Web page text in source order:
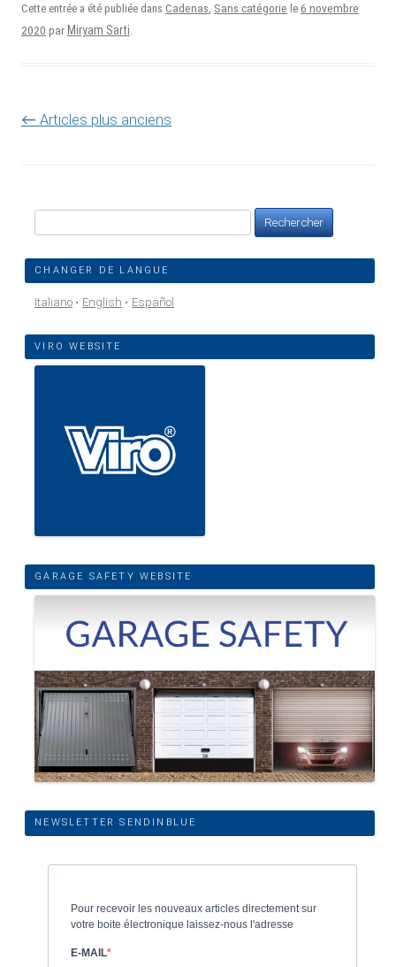
Cette entrée a été publiée dans Cadenas, Sans catégorie le 6 novembre
2020 par Miryam Sarti.
← Articles plus anciens
CHANGER DE LANGUE
Italiano English Español
VIRO WEBSITE
GARAGE SAFETY WEBSITE
NEWSLETTER SENDINBLUE